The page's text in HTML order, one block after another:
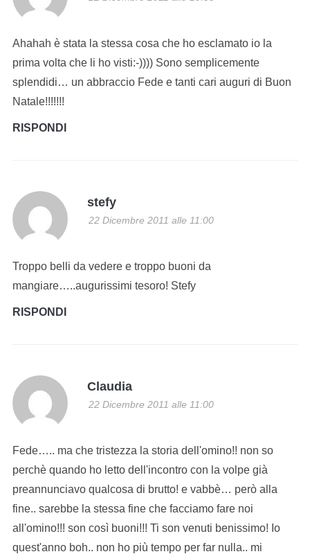
Ahahah è stata la stessa cosa che ho esclamato io la
prima volta che li ho visti:-)))) Sono semplicemente
splendidi… un abbraccio Fede e tanti cari auguri di Buon
Natale!!!!!!!
RISPONDI
stefy
22 Dicembre 2011 alle 11:00
Troppo belli da vedere e troppo buoni da
mangiare…..augurissimi tesoro! Stefy
RISPONDI
Claudia
22 Dicembre 2011 alle 11:00
Fede….. ma che tristezza la storia dell'omino!! non so
perchè quando ho letto dell'incontro con la volpe già
preannunciavo qualcosa di brutto! e vabbè… però alla
fine.. sarebbe la stessa fine che facciamo fare noi
all'omino!!! son così buoni!!! Ti son venuti benissimo! Io
quest'anno boh.. non ho più tempo per far nulla.. mi